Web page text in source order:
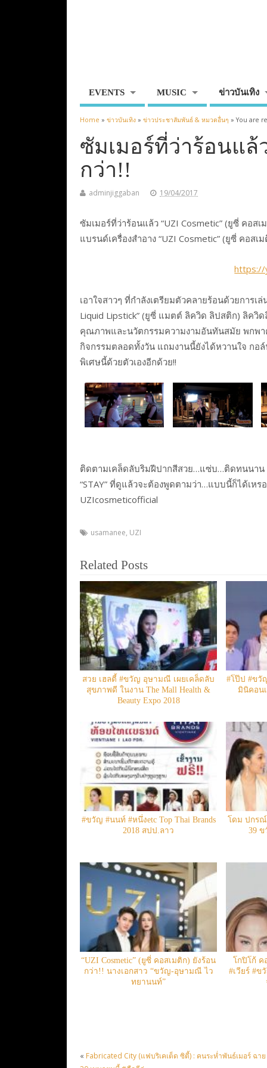
EVENTS MUSIC ข่าวบันเทิง
Home »ข่าวบันเทิง »ข่าวประชาสัมพันธ์ & หมวดอื่นๆ » You are
ซัมเมอร์ที่ว่าร้อนแล้
กว่า!!
adminjiggaban 19/04/2017
ซัมเมอร์ที่ว่าร้อนแล้ว “UZI Cosmetic” (ยูซี่ คอส
แบรนด์เครื่องสำอาง “UZI Cosmetic” (ยูซี่ คอสเ
https://
เอาใจสาวๆ ที่กำลังเตรียมตัวคลายร้อนด้วยการ
Liquid Lipstick” (ยูซี่ แมตต์ ลิควิด ลิปสติก) ลิค
คุณภาพและนวัตกรรมความงามอันทันสมัย พกพ
กิจกรรมตลอดทั้งวัน แถมงานนี้ยังได้หวานใจ ก
พิเศษนี้ด้วยตัวเองอีกด้วย!!
ติดตามเคล็ดลับริมฝีปากสีสวย…แซ่บ…ติดทนนาน
“STAY” ที่ดูแล้วจะต้องพูดตามว่า…แบบนี้ก็ได้เห
UZIcosmeticofficial
usamanee, UZI
Related Posts
สวย เฮลตี้ #ขวัญ อุษามณี เผยเคล็ดลับ
สุขภาพดี ในงาน The Mall Health &
Beauty Expo 2018
#โป๊ป #ขวั
มินิคอน
#ขวัญ #นนท์ #หนึ่งetc Top Thai Brands
2018 สปป.ลาว
โดม ปกรณ์
39
“UZI Cosmetic” (ยูซี่ คอสเมติก) ยังร้อน
กว่า!! นางเอกสาว “ขวัญ-อุษามณี ไว
ทยานนท์”
โกปิโก้ ค
#เวียร์ #ข
« Fabricated City (แฟบริเคเต็ด ซิตี้) : คนระห่ำพันธ์เมอร์ ฉาย